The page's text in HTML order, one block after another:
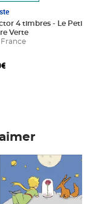
panier
4 timbres - Le Petit
Verte